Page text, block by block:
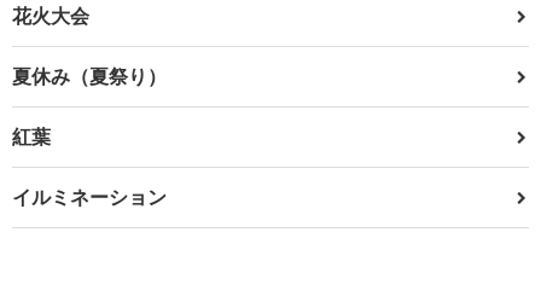
花火大会
夏休み（夏祭り）
紅葉
イルミネーション